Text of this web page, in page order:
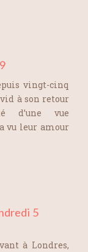
vingt-cinq
à son retour
d’une vue
vu leur amour
5
à Londres,